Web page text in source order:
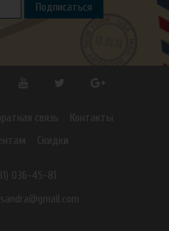
Подписаться
связь
Контакты
Скидки
036-45-81